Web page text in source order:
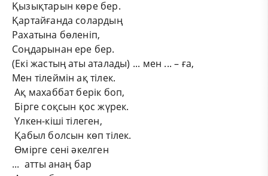
Қызықтарын көре бер.
Қартайғанда солардың
Рахатына бөленіп,
Соңдарынан ере бер.
(Екі жастың аты аталады) ... мен ... – ға,
Мен тілеймін ақ тілек.
Ақ махаббат берік боп,
Бірге соқсын қос жүрек.
Үлкен-кіші тілеген,
Қабыл болсын көп тілек.
Өмірге сені әкелген
... атты анаң бар